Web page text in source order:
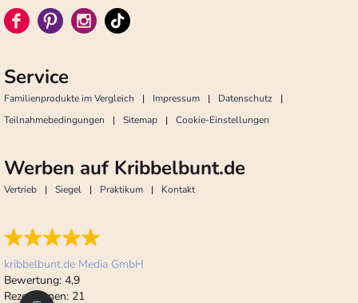
Service
Familienprodukte im Vergleich Impressum
Datenschutz
Teilnahmebedingungen
Sitemap Cookie-Einstellungen
Werben auf Kribbelbunt.de
Vertrieb Siegel Praktikum Kontakt
kribbelbunt.de Media GmbH
Bewertung: 4,9
Rezensionen: 21